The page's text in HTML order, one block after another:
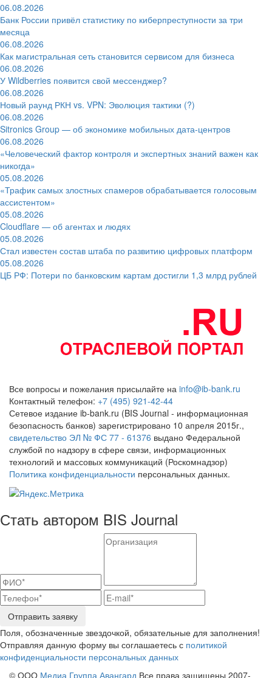
06.08.2026
Банк России привёл статистику по киберпреступности за три
месяца
06.08.2026
Как магистральная сеть становится сервисом для бизнеса
06.08.2026
У Wildberries появится свой мессенджер?
06.08.2026
Новый раунд РКН vs. VPN: Эволюция тактики (?)
06.08.2026
Sitronics Group — об экономике мобильных дата-центров
06.08.2026
«Человеческий фактор контроля и экспертных знаний важен как
никогда»
05.08.2026
«Трафик самых злостных спамеров обрабатывается голосовым
ассистентом»
05.08.2026
Cloudflare — об агентах и людях
05.08.2026
Стал известен состав штаба по развитию цифровых платформ
05.08.2026
ЦБ РФ: Потери по банковским картам достигли 1,3 млрд рублей
Все вопросы и пожелания присылайте на info@ib-bank.ru
Контактный телефон: +7 (495) 921-42-44
Сетевое издание ib-bank.ru (BIS Journal - информационная
безопасность банков) зарегистрировано 10 апреля 2015г.,
свидетельство ЭЛ № ФС 77 - 61376 выдано Федеральной
службой по надзору в сфере связи, информационных
технологий и массовых коммуникаций (Роскомнадзор)
Политика конфиденциальности персональных данных.
Стать автором BIS Journal
Отправить заявку
Поля, обозначенные звездочкой, обязательные для заполнения!
Отправляя данную форму вы соглашаетесь с политикой
конфиденциальности персональных данных
© ООО Медиа Группа Авангард Все права защищены 2007-